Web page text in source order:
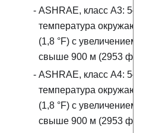
ASHRAE, класс A3:
температура
(1,8 °F) с
свыше 900 м (2953
ASHRAE, класс A4:
температура
(1,8 °F) с
свыше 900 м (2953